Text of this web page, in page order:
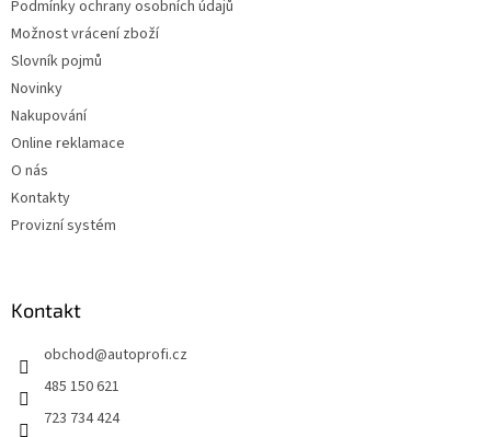
Podmínky ochrany osobních údajů
Možnost vrácení zboží
Slovník pojmů
Novinky
Nakupování
Online reklamace
O nás
Kontakty
Provizní systém
Kontakt
obchod@autoprofi.cz
485 150 621
723 734 424